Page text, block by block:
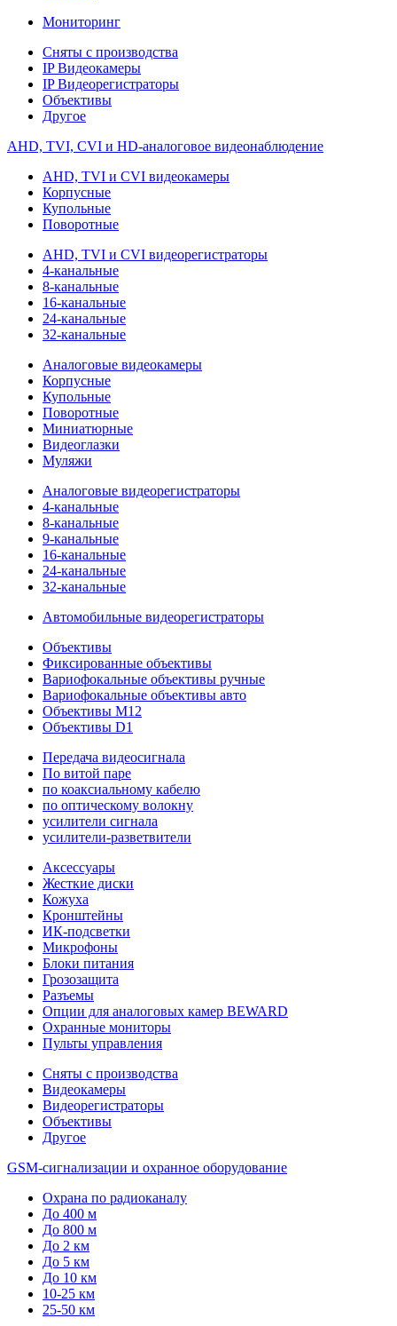
Мониторинг
Сняты с производства
IP Видеокамеры
IP Видеорегистраторы
Объективы
Другое
AHD, TVI, CVI и HD-аналоговое видеонаблюдение
AHD, TVI и CVI видеокамеры
Корпусные
Купольные
Поворотные
AHD, TVI и CVI видеорегистраторы
4-канальные
8-канальные
16-канальные
24-канальные
32-канальные
Аналоговые видеокамеры
Корпусные
Купольные
Поворотные
Миниатюрные
Видеоглазки
Муляжи
Аналоговые видеорегистраторы
4-канальные
8-канальные
9-канальные
16-канальные
24-канальные
32-канальные
Автомобильные видеорегистраторы
Объективы
Фиксированные объективы
Вариофокальные объективы ручные
Вариофокальные объективы авто
Объективы M12
Объективы D1
Передача видеосигнала
По витой паре
по коаксиальному кабелю
по оптическому волокну
усилители сигнала
усилители-разветвители
Аксессуары
Жесткие диски
Кожуха
Кронштейны
ИК-подсветки
Микрофоны
Блоки питания
Грозозащита
Разъемы
Опции для аналоговых камер BEWARD
Охранные мониторы
Пульты управления
Сняты с производства
Видеокамеры
Видеорегистраторы
Объективы
Другое
GSM-сигнализации и охранное оборудование
Охрана по радиоканалу
До 400 м
До 800 м
До 2 км
До 5 км
До 10 км
10-25 км
25-50 км